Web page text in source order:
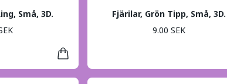
Små, 3D.
Fjärilar, Grön Tipp, Små, 3D.
9.00 SEK